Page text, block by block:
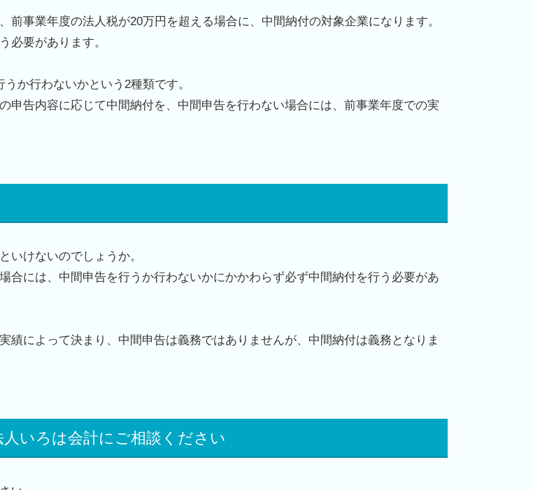
前事業年度の法人税が20万円を超える場合に、中間納付の対象企業になります。
必要があります。
か行わないかという 2種類です。
申告内容に応じて中間納付を、中間申告を行わない場合には、前事業年度での実
いけないのでしょうか。
合には、中間申告を行うか行わないかにかかわらず必ず中間納付を行う必要があ
績によって決まり、中間申告は義務ではありませんが、中間納付は義務となりま
いろは会計にご相談ください